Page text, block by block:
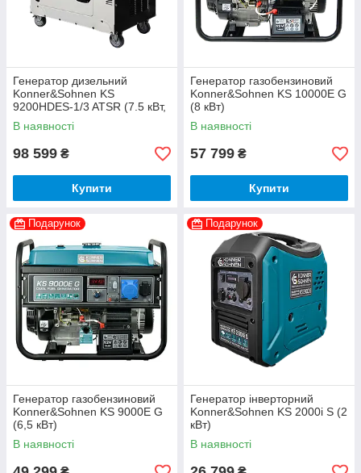
Генератор дизельний
Konner&Sohnen KS
9200HDES-1/3 ATSR (7.5 кВт,
Euro 5)
В наявності
98 599 ₴
Купити
Генератор газобензиновий
Konner&Sohnen KS 10000Е G
(8 кВт)
В наявності
57 799 ₴
Купити
Подарунок
Генератор газобензиновий
Konner&Sohnen KS 9000E G
(6,5 кВт)
В наявності
Подарунок
Генератор інверторний
Konner&Sohnen KS 2000i S (2
кВт)
В наявності